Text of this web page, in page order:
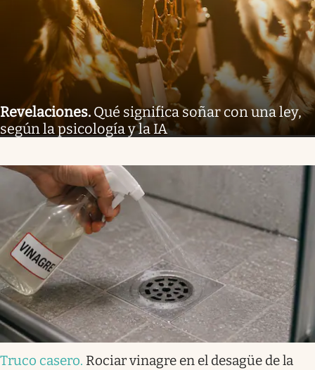
Revelaciones. Qué significa soñar con una ley,
según la psicología y la IA
Truco casero. Rociar vinagre en el desagüe de la